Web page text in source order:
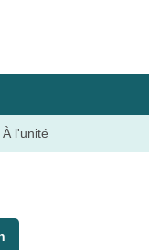
À l'unité